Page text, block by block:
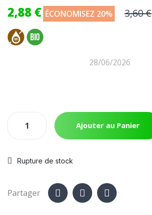
2,88 € ÉCONOMISEZ 20% 3,60 €
28/06/2026
Ajouter au Panier
Rupture de stock
Partager